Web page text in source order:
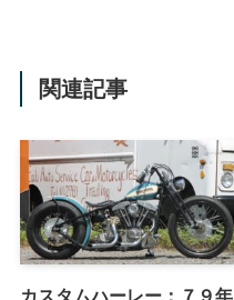
カスタムハーレー：７９年
ショベル：リジットスプリ
ンガー：カスタマイズド神
奈川Ｋ様
2026年7月31日